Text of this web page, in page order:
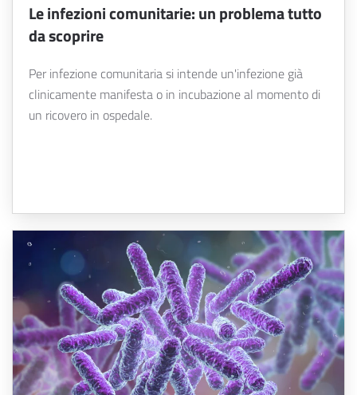
Le infezioni comunitarie: un problema tutto
da scoprire
Per infezione comunitaria si intende un'infezione già
clinicamente manifesta o in incubazione al momento di
un ricovero in ospedale.